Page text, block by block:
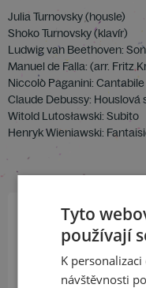
Julia Turnovsky (housle)
Shoko Turnovsky (klavír)
Ludwig van Beethoven:
Manuel de Falla: (arr. Fritz
Niccolò Paganini: Cantabile
Claude Debussy: Houslová
Witold Lutosławski: Subito
Henryk Wieniawski:
Přihlaste se
a
Tyto
používají
K
návštěvnosti